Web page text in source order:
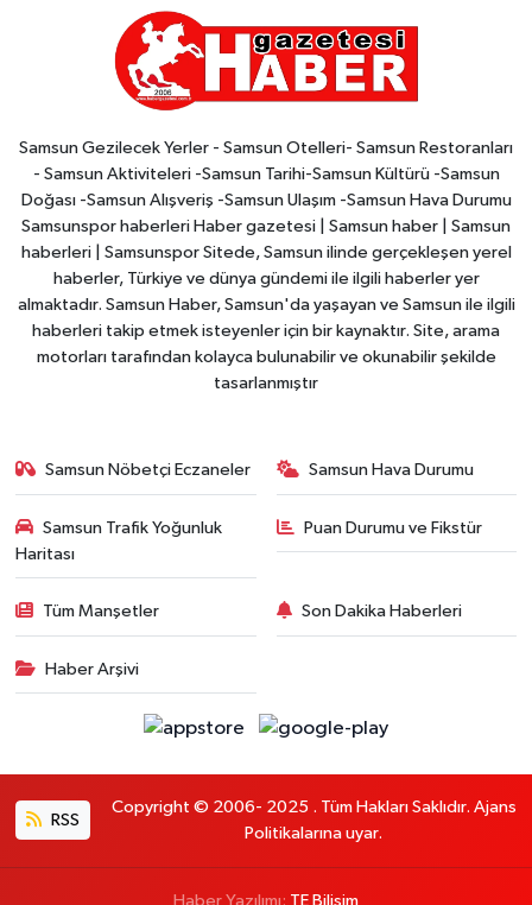
Samsun Gezilecek Yerler - Samsun Otelleri- Samsun Restoranları
- Samsun Aktiviteleri -Samsun Tarihi-Samsun Kültürü -Samsun
Doğası -Samsun Alışveriş -Samsun Ulaşım -Samsun Hava Durumu
Samsunspor haberleri Haber gazetesi | Samsun haber | Samsun
haberleri | Samsunspor Sitede, Samsun ilinde gerçekleşen yerel
haberler, Türkiye ve dünya gündemi ile ilgili haberler yer
almaktadır. Samsun Haber, Samsun'da yaşayan ve Samsun ile ilgili
haberleri takip etmek isteyenler için bir kaynaktır. Site, arama
motorları tarafından kolayca bulunabilir ve okunabilir şekilde
tasarlanmıştır
Samsun Nöbetçi Eczaneler Samsun Hava Durumu
Samsun Trafik Yoğunluk
Haritası
Puan Durumu ve Fikstür
Tüm Manşetler Son Dakika Haberleri
Haber Arşivi
RSS
Copyright © 2006- 2025 . Tüm Hakları Saklıdır. Ajans
Politikalarına uyar.
Haber Yazılımı: TE Bilişim